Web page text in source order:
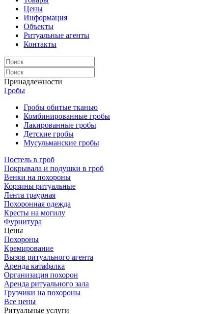
Цены
Информация
Объекты
Ритуальные агенты
Контакты
Принадлежности
Гробы
Гробы обитые тканью
Комбинированные гробы
Лакированные гробы
Детские гробы
Мусульманские гробы
Постель в гроб
Покрывала и подушки в гроб
Венки на похороны
Корзины ритуальные
Лента траурная
Похоронная одежда
Кресты на могилу
Фурнитура
Цены
Похороны
Кремирование
Вызов ритуального агента
Аренда катафалка
Организация похорон
Аренда ритуального зала
Грузчики на похороны
Все цены
Ритуальные услуги